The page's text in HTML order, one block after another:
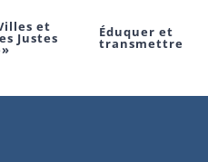
et
Justes Éduquer et
transmettre